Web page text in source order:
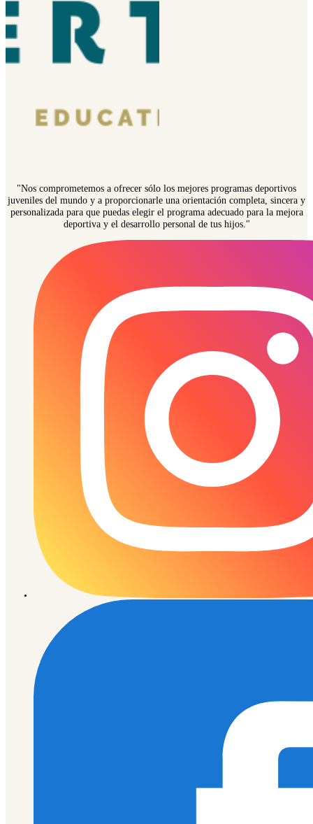
"Nos comprometemos a ofrecer sólo los mejores programas deportivos
juveniles del mundo y a proporcionarle una orientación completa, sincera y
personalizada para que puedas elegir el programa adecuado para la mejora
deportiva y el desarrollo personal de tus hijos."